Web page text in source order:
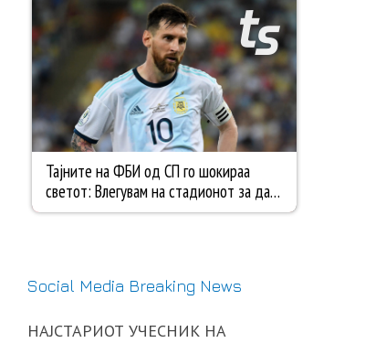
Social Media Breaking News
НАЈСТАРИОТ УЧЕСНИК НА